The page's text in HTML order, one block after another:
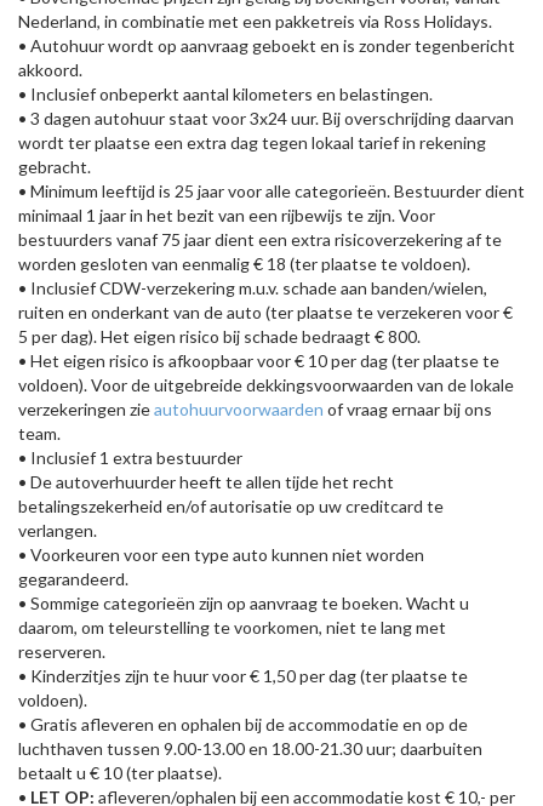
Nederland, in combinatie met een pakketreis via Ross Holidays.
• Autohuur wordt op aanvraag geboekt en is zonder tegenbericht
akkoord.
• Inclusief onbeperkt aantal kilometers en belastingen.
• 3 dagen autohuur staat voor 3x24 uur. Bij overschrijding daarvan
wordt ter plaatse een extra dag tegen lokaal tarief in rekening
gebracht.
• Minimum leeftijd is 25 jaar voor alle categorieën. Bestuurder dient
minimaal 1 jaar in het bezit van een rijbewijs te zijn. Voor
bestuurders vanaf 75 jaar dient een extra risicoverzekering af te
worden gesloten van eenmalig € 18 (ter plaatse te voldoen).
• Inclusief CDW-verzekering m.u.v. schade aan banden/wielen,
ruiten en onderkant van de auto (ter plaatse te verzekeren voor €
5 per dag). Het eigen risico bij schade bedraagt € 800.
• Het eigen risico is afkoopbaar voor € 10 per dag (ter plaatse te
voldoen). Voor de uitgebreide dekkingsvoorwaarden van de lokale
verzekeringen zieautohuurvoorwaarden of vraag ernaar bij ons
team.
• Inclusief 1 extra bestuurder
• De autoverhuurder heeft te allen tijde het recht
betalingszekerheid en/of autorisatie op uw creditcard te
verlangen.
• Voorkeuren voor een type auto kunnen niet worden
gegarandeerd.
• Sommige categorieën zijn op aanvraag te boeken. Wacht u
daarom, om teleurstelling te voorkomen, niet te lang met
reserveren.
• Kinderzitjes zijn te huur voor € 1,50 per dag (ter plaatse te
voldoen).
• Gratis afleveren en ophalen bij de accommodatie en op de
luchthaven tussen 9.00-13.00 en 18.00-21.30 uur; daarbuiten
betaalt u € 10 (ter plaatse).
• LET OP: afleveren/ophalen bij een accommodatie kost € 10,- per